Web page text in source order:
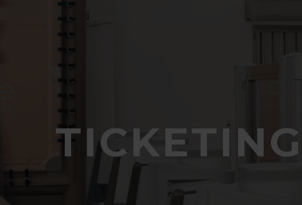
TICKETING